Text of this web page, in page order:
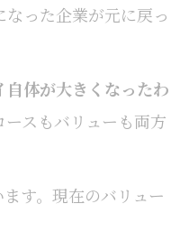
った企業が元に戻っ
体が大きくなったわ
スもバリューも両方
す。現在のバリュー